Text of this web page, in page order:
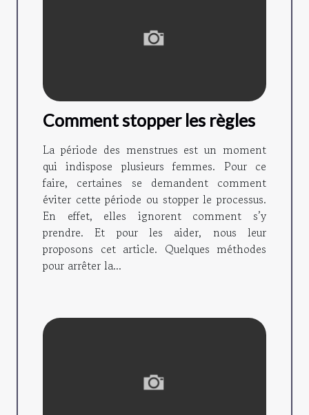
Comment stopper les règles
La période des menstrues est un moment
qui indispose plusieurs femmes. Pour ce
faire, certaines se demandent comment
éviter cette période ou stopper le processus.
En effet, elles ignorent comment s’y
prendre. Et pour les aider, nous leur
proposons cet article. Quelques méthodes
pour arrêter la...